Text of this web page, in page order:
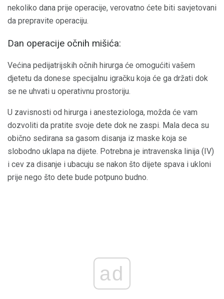
nekoliko dana prije operacije, verovatno ćete biti savjetovani
da prepravite operaciju.
Dan operacije očnih mišića:
Većina pedijatrijskih očnih hirurga će omogućiti vašem
djetetu da donese specijalnu igračku koja će ga držati dok
se ne uhvati u operativnu prostoriju.
U zavisnosti od hirurga i anesteziologa, možda će vam
dozvoliti da pratite svoje dete dok ne zaspi. Mala deca su
obično sedirana sa gasom disanja iz maske koja se
slobodno uklapa na dijete. Potrebna je intravenska linija (IV)
i cev za disanje i ubacuju se nakon što dijete spava i ukloni
prije nego što dete bude potpuno budno.
ad